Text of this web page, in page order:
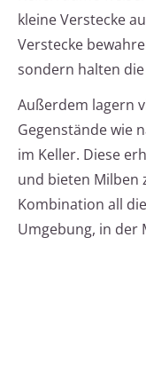
kleine Verstecke
Verstecke
sondern halten
Außerdem lagern
Gegenstände wie
im Keller. Diese
und bieten Milben
Kombination all
Umgebung, in der